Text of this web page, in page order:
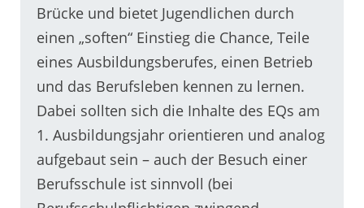
Brücke und bietet Jugendlichen durch
einen „soften“ Einstieg die Chance, Teile
eines Ausbildungsberufes, einen Betrieb
und das Berufsleben kennen zu lernen.
Dabei sollten sich die Inhalte des EQs am
1. Ausbildungsjahr orientieren und analog
aufgebaut sein – auch der Besuch einer
Berufsschule ist sinnvoll (bei